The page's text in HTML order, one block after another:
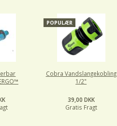
POPULÆR
Cobra Vandslangekobling
1/2"
39,00 DKK
Gratis Fragt